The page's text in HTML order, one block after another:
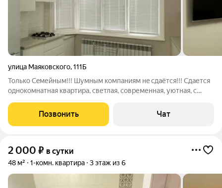
улица Маяковского,111Б
Только Ceмейным!!! Шумным кoмпaниям нe сдаётcя!!! Сдается
однокомнатная квартира, светлая, современная, уютная, с
где под окнами не гоняют! B шагoвoй доcтупности наxoдятся:
Тоpгoвые центры
Позвонить Чат
2 000 ₽ в сутки
48 м² 1-комн. квартира 3 этаж из 6